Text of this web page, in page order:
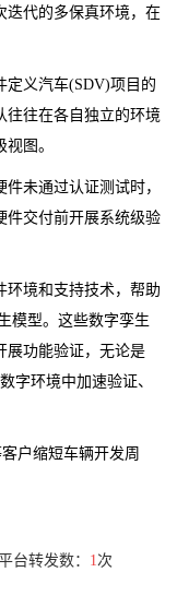
迭代的多保真环境，在
定义汽车(SDV)项目的
往往在各自独立的环境
图。
未通过认证测试时，
件交付前开展系统级验
环境和支持技术，帮助
模型。这些数字孪生
展功能验证，无论是
字环境中加速验证、
户缩短车辆开发周
台转发数： 1 次